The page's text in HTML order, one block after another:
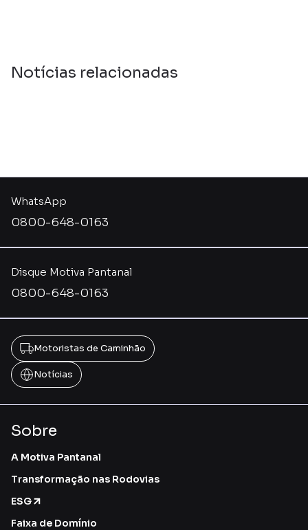
Notícias relacionadas
Disque Motiva Pantanal
0800-648-0163
WhatsApp
0800-648-0163
Motoristas de Caminhão
Notícias
Sobre
A Motiva Pantanal
Transformação nas Rodovias
ESG
Faixa de Domínio